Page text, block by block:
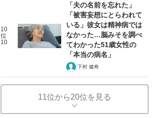
10
位
10
「夫の名前を忘れた」
「被害妄想にとらわれて
いる」彼女は精神病では
なかった…脳みそを調べ
てわかった51歳女性の
「本当の病名」
下村 健寿
11位から20位を見る